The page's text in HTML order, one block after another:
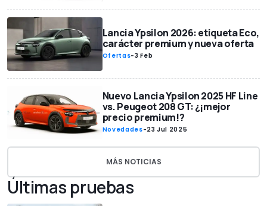
Lancia Ypsilon 2026: etiqueta Eco,
carácter premium y nueva oferta
Ofertas-3 Feb
Nuevo Lancia Ypsilon 2025 HF Line
vs. Peugeot 208 GT: ¿¡mejor
precio premium!?
Novedades-23 Jul 2025
MÁS NOTICIAS
Últimas pruebas